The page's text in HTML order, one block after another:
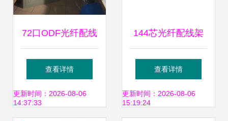
72口ODF光纤配线
架 高效光纤管理的
核心设备
查看详情
更新时间：2026-08-06
14:37:33
144芯光纤配线架
需要多少U？详解
配线架空间规划
查看详情
更新时间：2026-08-06
15:19:24